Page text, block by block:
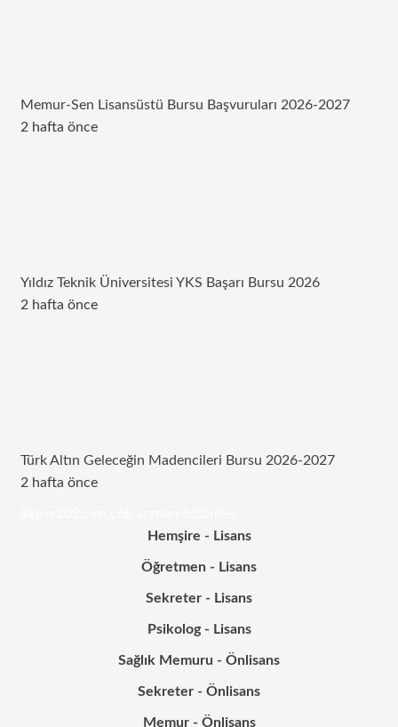
Memur-Sen Lisansüstü Bursu Başvuruları 2026-2027
2 hafta önce
Yıldız Teknik Üniversitesi YKS Başarı Bursu 2026
2 hafta önce
Türk Altın Geleceğin Madencileri Bursu 2026-2027
2 hafta önce
Hemşire - Lisans
Öğretmen - Lisans
Sekreter - Lisans
Psikolog - Lisans
Sağlık Memuru - Önlisans
Sekreter - Önlisans
Memur - Önlisans